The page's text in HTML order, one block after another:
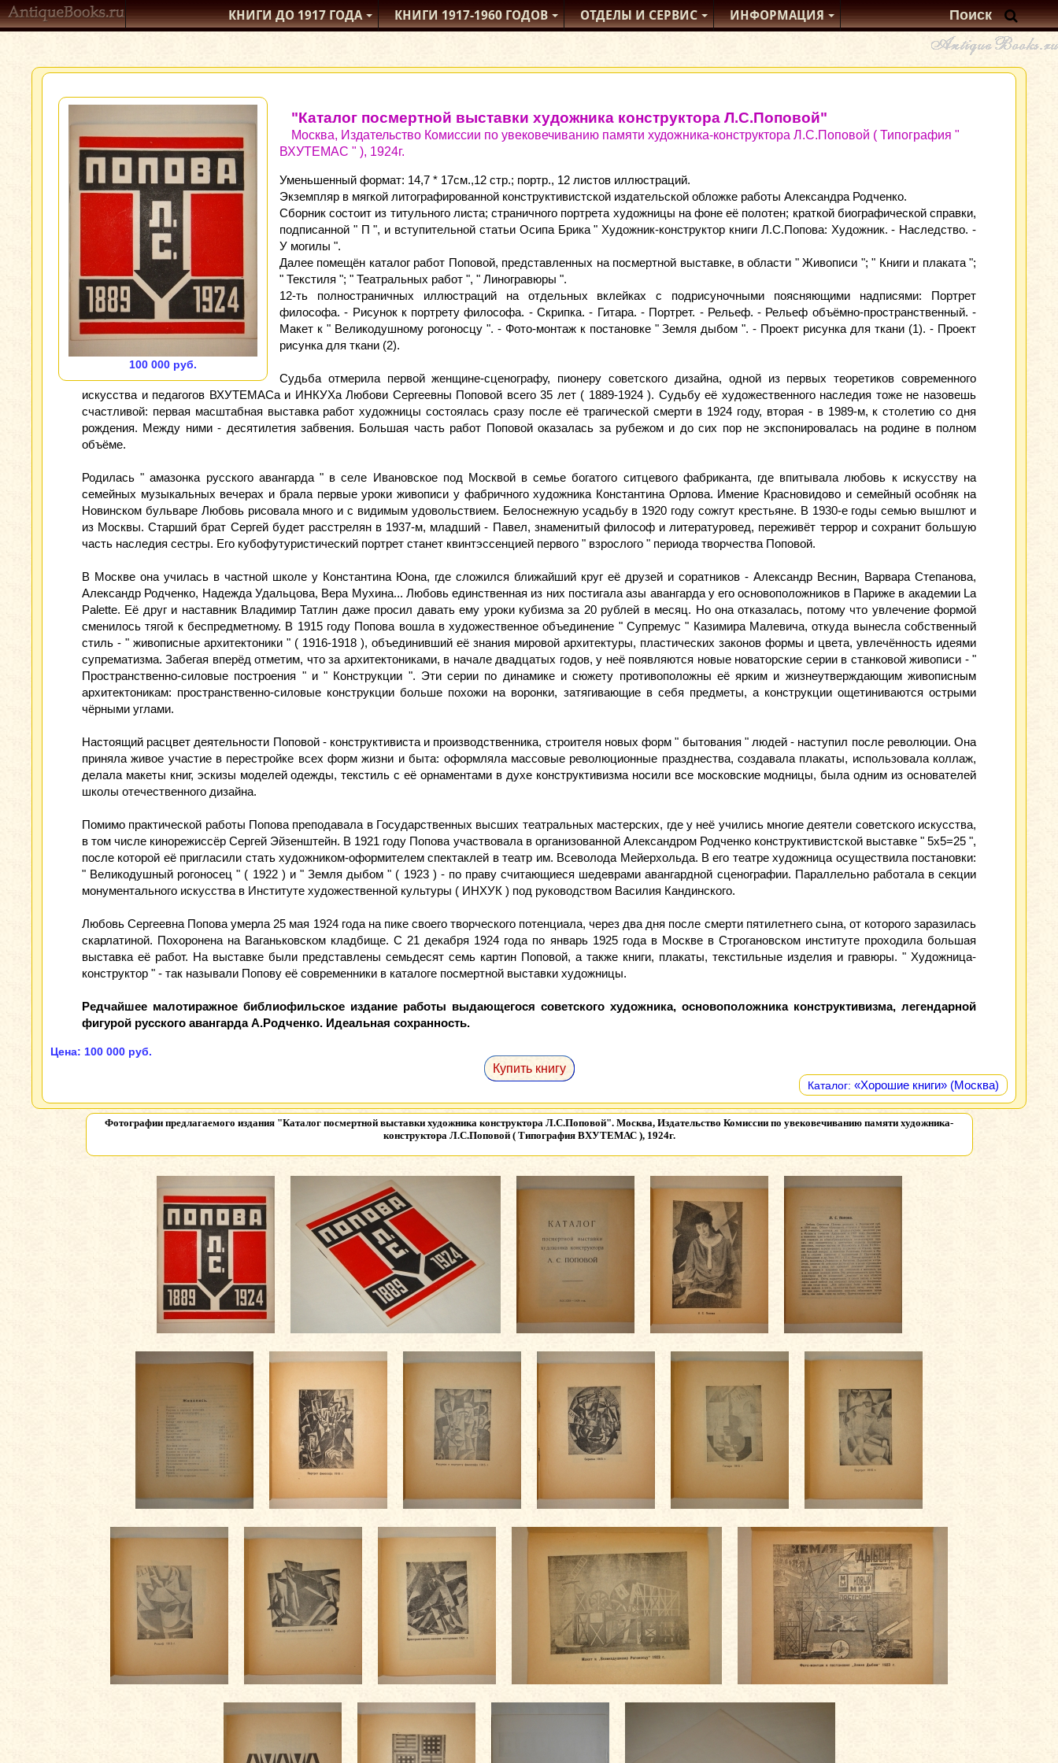
КНИГИ ДО 1917ГОДА КНИГИ1917-1960ГОДОВ ОТДЕЛЫИ СЕРВИС ИНФОРМАЦИЯ
100 000 руб.
"Каталог посмертной выставки художника конструктора Л.С.Поповой"
Москва, Издательство Комиссии по увековечиванию памяти художника-конструктора Л.С.Поповой ( Типография "
ВХУТЕМАС " ), 1924г.
Уменьшенный формат: 14,7 * 17см.,12 стр.; портр., 12 листов иллюстраций.
Экземпляр в мягкой литографированной конструктивистской издательской обложке работы Александра Родченко.
Сборник состоит из титульного листа; страничного портрета художницы на фоне её полотен; краткой биографической справки,
подписанной " П ", и вступительной статьи Осипа Брика " Художник-конструктор книги Л.С.Попова: Художник. - Наследство. -
У могилы ".
Далее помещён каталог работ Поповой, представленных на посмертной выставке, в области " Живописи "; " Книги и плаката ";
" Текстиля "; " Театральных работ ", " Линогравюры ".
12-ть полностраничных иллюстраций на отдельных вклейках с подрисуночными поясняющими надписями: Портрет
философа. - Рисунок к портрету философа. - Скрипка. - Гитара. - Портрет. - Рельеф. - Рельеф объёмно-пространственный. -
Макет к " Великодушному рогоносцу ". - Фото-монтаж к постановке " Земля дыбом ". - Проект рисунка для ткани (1). - Проект
рисунка для ткани (2).
Судьба отмерила первой женщине-сценографу, пионеру советского дизайна, одной из первых теоретиков современного
искусства и педагогов ВХУТЕМАСа и ИНКУХа Любови Сергеевны Поповой всего 35 лет ( 1889-1924 ). Судьбу её художественного наследия тоже не назовешь
счастливой: первая масштабная выставка работ художницы состоялась сразу после её трагической смерти в 1924 году, вторая - в 1989-м, к столетию со дня
рождения. Между ними - десятилетия забвения. Большая часть работ Поповой оказалась за рубежом и до сих пор не экспонировалась на родине в полном
объёме.
Родилась " амазонка русского авангарда " в селе Ивановское под Москвой в семье богатого ситцевого фабриканта, где впитывала любовь к искусству на
семейных музыкальных вечерах и брала первые уроки живописи у фабричного художника Константина Орлова. Имение Красновидово и семейный особняк на
Новинском бульваре Любовь рисовала много и с видимым удовольствием. Белоснежную усадьбу в 1920 году сожгут крестьяне. В 1930-е годы семью вышлют и
из Москвы. Старший брат Сергей будет расстрелян в 1937-м, младший - Павел, знаменитый философ и литературовед, переживёт террор и сохранит большую
часть наследия сестры. Его кубофутуристический портрет станет квинтэссенцией первого " взрослого " периода творчества Поповой.
В Москве она училась в частной школе у Константина Юона, где сложился ближайший круг её друзей и соратников - Александр Веснин, Варвара Степанова,
Александр Родченко, Надежда Удальцова, Вера Мухина... Любовь единственная из них постигала азы авангарда у его основоположников в Париже в академии La
Palette. Её друг и наставник Владимир Татлин даже просил давать ему уроки кубизма за 20 рублей в месяц. Но она отказалась, потому что увлечение формой
сменилось тягой к беспредметному. В 1915 году Попова вошла в художественное объединение " Супремус " Казимира Малевича, откуда вынесла собственный
стиль - " живописные архитектоники " ( 1916-1918 ), объединивший её знания мировой архитектуры, пластических законов формы и цвета, увлечённость идеями
супрематизма. Забегая вперёд отметим, что за архитектониками, в начале двадцатых годов, у неё появляются новые новаторские серии в станковой живописи - "
Пространственно-силовые построения " и " Конструкции ". Эти серии по динамике и сюжету противоположны её ярким и жизнеутверждающим живописным
архитектоникам: пространственно-силовые конструкции больше похожи на воронки, затягивающие в себя предметы, а конструкции ощетиниваются острыми
чёрными углами.
Настоящий расцвет деятельности Поповой - конструктивиста и производственника, строителя новых форм " бытования " людей - наступил после революции. Она
приняла живое участие в перестройке всех форм жизни и быта: оформляла массовые революционные празднества, создавала плакаты, использовала коллаж,
делала макеты книг, эскизы моделей одежды, текстиль с её орнаментами в духе конструктивизма носили все московские модницы, была одним из основателей
школы отечественного дизайна.
Помимо практической работы Попова преподавала в Государственных высших театральных мастерских, где у неё учились многие деятели советского искусства,
в том числе кинорежиссёр Сергей Эйзенштейн. В 1921 году Попова участвовала в организованной Александром Родченко конструктивистской выставке " 5х5=25 ",
после которой её пригласили стать художником-оформителем спектаклей в театр им. Всеволода Мейерхольда. В его театре художница осуществила постановки:
" Великодушный рогоносец " ( 1922 ) и " Земля дыбом " ( 1923 ) - по праву считающиеся шедеврами авангардной сценографии. Параллельно работала в секции
монументального искусства в Институте художественной культуры ( ИНХУК ) под руководством Василия Кандинского.
Любовь Сергеевна Попова умерла 25 мая 1924 года на пике своего творческого потенциала, через два дня после смерти пятилетнего сына, от которого заразилась
скарлатиной. Похоронена на Ваганьковском кладбище. С 21 декабря 1924 года по январь 1925 года в Москве в Строгановском институте проходила большая
выставка её работ. На выставке были представлены семьдесят семь картин Поповой, а также книги, плакаты, текстильные изделия и гравюры. " Художница-
конструктор " - так называли Попову её современники в каталоге посмертной выставки художницы.
Редчайшее малотиражное библиофильское издание работы выдающегося советского художника, основоположника конструктивизма, легендарной
фигурой русского авангарда А.Родченко. Идеальная сохранность.
Цена: 100 000 руб.
Купить книгу
Каталог: «Хорошие книги» (Москва)
Фотографии предлагаемого издания "Каталог посмертной выставки художника конструктора Л.С.Поповой". Москва, Издательство Комиссии по увековечиванию памяти художника-
конструктора Л.С.Поповой ( Типография ВХУТЕМАС ), 1924г.